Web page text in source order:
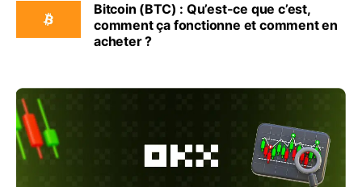
Bitcoin (BTC) : Qu’est-ce que c’est,
comment ça fonctionne et comment en
acheter ?